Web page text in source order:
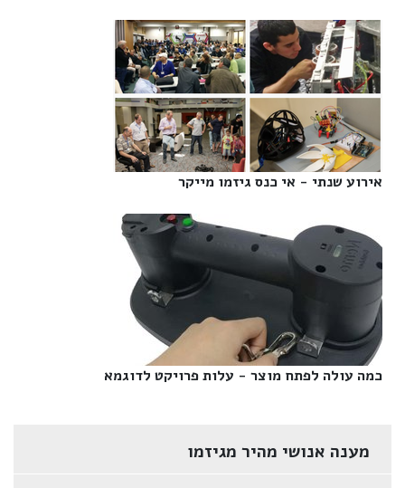
אירוע שנתי - אי כנס גיזמו מייקר‎
כמה עולה לפתח מוצר - עלות פרויקט לדוגמא‎
מענה אנושי מהיר מגיזמו